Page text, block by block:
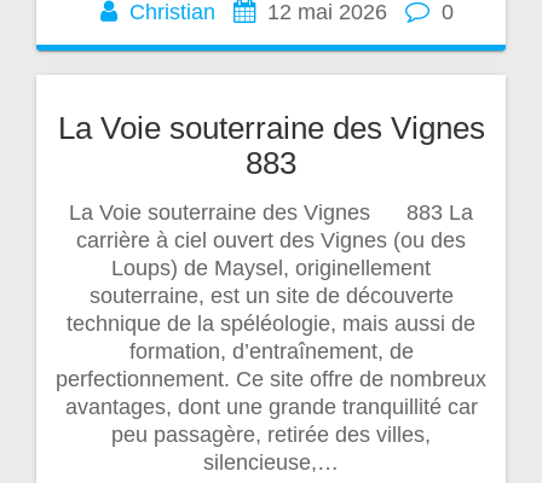
Christian 12 mai 2026 0
La Voie souterraine des Vignes
883
La Voie souterraine des Vignes 883 La
carrière à ciel ouvert des Vignes (ou des
Loups) de Maysel, originellement
souterraine, est un site de découverte
technique de la spéléologie, mais aussi de
formation, d’entraînement, de
perfectionnement. Ce site offre de nombreux
avantages, dont une grande tranquillité car
peu passagère, retirée des villes,
silencieuse,…